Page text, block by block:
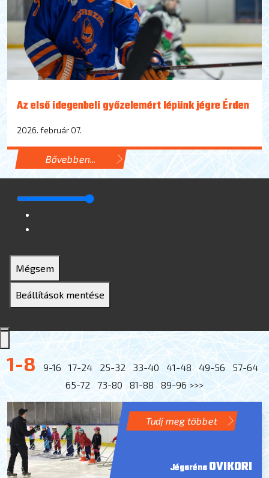
Az első idegenbeli győzelemért lépünk jégre Érden
2026. február 07.
Bővebben...
Mégsem
Beállítások mentése
1-8 9-16 17-24 25-32 33-40 41-48 49-56
57-64
65-72
73-80 81-88 89-96 >>>
Tudj meg többet
JégarénaOVIKORI